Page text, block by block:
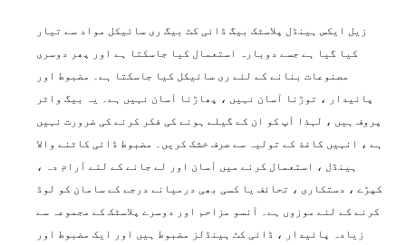
زیل ایکس ہینڈل پلاسٹک بیگ ڈائی کٹ بیگ ری سائیکل مواد سے تیار
کیا گیا ہے جسے دوبارہ استعمال کیا جاسکتا ہے اور پھر دوسری
مصنوعات بنانے کے لئے ری سائیکل کیا جاسکتا ہے۔ مضبوط اور
پائیدار ، توڑنا آسان نہیں ، پھاڑنا آسان نہیں ہے۔ یہ بیگ واٹر
پروف ہیں ، لہذا آپ کو ان کے گیلے ہونے کی فکر کرنے کی ضرورت نہیں
ہے ، انہیں کاغذ کے تولیہ سے صرف خشک کریں۔ مضبوط ڈائی کاٹنے والا
ہینڈل ، استعمال کرنے میں آسان اور لے جانے کے لئے آرام دہ ،
کپڑے ، دستکاری ، تحائف یا کسی بھی درمیانے درجے کے سامان کو لوڈ
کرنے کے لئے موزوں ہے۔ آنسو مزاحم اور دوسرے پلاسٹک کے مجموعہ سے
زیادہ پائیدار ، ڈائی کٹ ہینڈلز مضبوط ہیں اور ایک مضبوط اور